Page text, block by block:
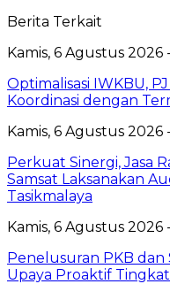
Berita Terkait
Kamis, 6 Agustus 2026
Optimalisasi IWKBU,
Koordinasi dengan
Kamis, 6 Agustus 2026
Perkuat Sinergi, Jasa
Samsat Laksanakan
Tasikmalaya
Kamis, 6 Agustus 2026
Penelusuran PKB dan
Upaya Proaktif